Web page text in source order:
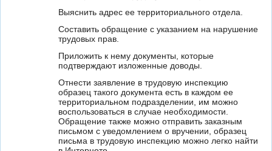
Выяснить адрес ее территориального отдела.
Составить обращение с указанием на нарушение
трудовых прав.
Приложить к нему документы, которые
подтверждают изложенные доводы.
Отнести заявление в трудовую инспекцию
образец такого документа есть в каждом ее
территориальном подразделении, им можно
воспользоваться в случае необходимости.
Обращение также можно отправить заказным
письмом с уведомлением о вручении, образец
письма в трудовую инспекцию можно легко найти